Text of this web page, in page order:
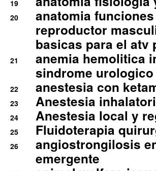
19
20
anatomia
reproductor
basicas para el atv
21
anemia hemolitica
sindrome
22 anestesia con
23 Anestesia
24 Anestesia local y
25 Fluidoterapia
26
angiostrongilosis
emergente